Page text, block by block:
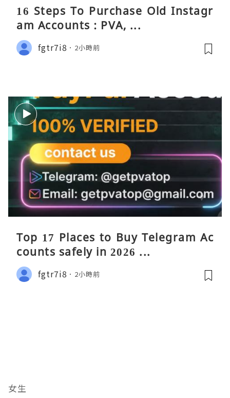
16 Steps To Purchase Old Instagr
am Accounts : PVA, ...
fgtr7i8 2小時前
Top 17 Places to Buy Telegram Ac
counts safely in 2026 ...
fgtr7i8 2小時前
女生